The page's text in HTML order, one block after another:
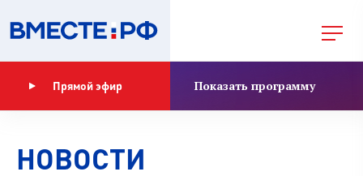
Прямой эфир Показать программу
НОВОСТИ